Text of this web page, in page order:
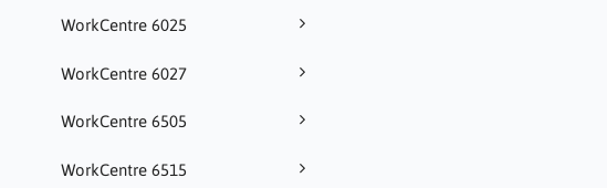
WorkCentre 6025
WorkCentre 6027
WorkCentre 6505
WorkCentre 6515